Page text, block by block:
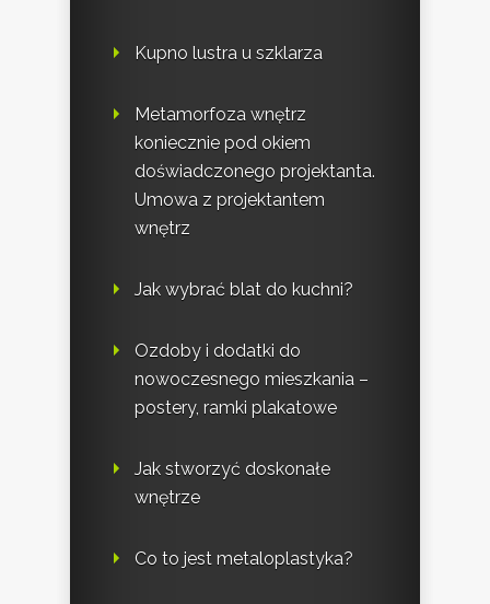
Kupno lustra u szklarza
Metamorfoza wnętrz
koniecznie pod okiem
doświadczonego projektanta.
Umowa z projektantem
wnętrz
Jak wybrać blat do kuchni?
Ozdoby i dodatki do
nowoczesnego mieszkania –
postery, ramki plakatowe
Jak stworzyć doskonałe
wnętrze
Co to jest metaloplastyka?